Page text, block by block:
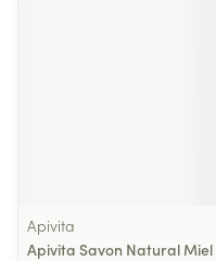
Apivita
Apivita Savon Natural Miel